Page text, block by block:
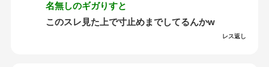
名無しのギガりすと
このスレ見た上で寸止めまでしてるんかw
レス返し